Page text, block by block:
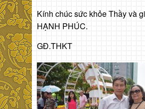
Kính chúc sức khỏe Thầy và
HẠNH PHÚC.
GĐ.THKT